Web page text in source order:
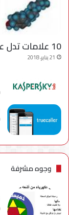
10 علامات تدل على نقص ” فيتامين د ” في الجسم
21 يناير، 2018
وجوه مشرفة